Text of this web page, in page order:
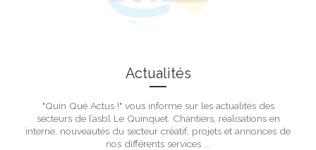
Actualités
"Quin Qué Actus !" vous informe sur les actualités des
secteurs de l’asbl Le Quinquet. Chantiers, réalisations en
interne, nouveautés du secteur créatif, projets et annonces de
nos différents services ...